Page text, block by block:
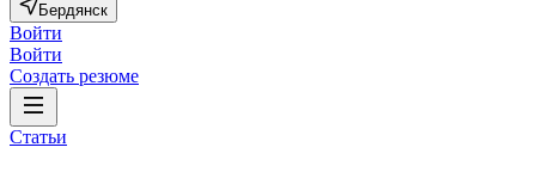
Бердянск
Войти
Войти
Создать резюме
Статьи